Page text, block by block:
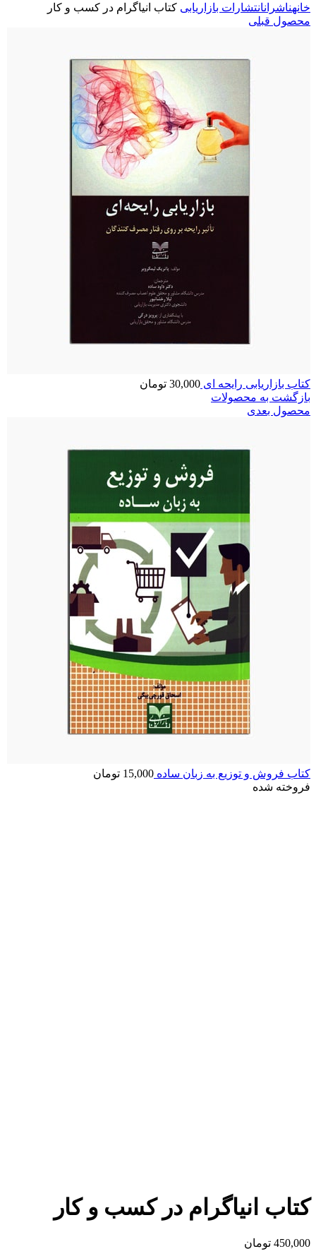
خانهناشرانانتشارات بازاریابی کتاب انیاگرام در کسب و کار
محصول قبلی
کتاب بازاریابی رایحه ای 30,000 تومان
بازگشت به محصولات
محصول بعدی
کتاب فروش و توزیع به زبان ساده 15,000 تومان
فروخته شده
کتاب انیاگرام در کسب و کار
450,000 تومان